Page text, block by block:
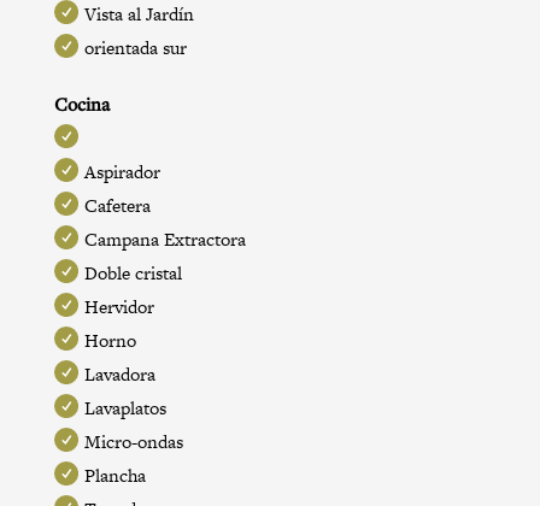
Vista al Jardín
orientada sur
Cocina
Aspirador
Cafetera
Campana Extractora
Doble cristal
Hervidor
Horno
Lavadora
Lavaplatos
Micro-ondas
Plancha